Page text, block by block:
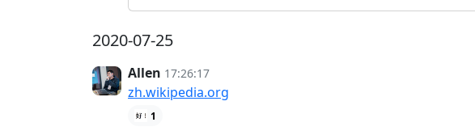
2020-07-25
Allen 17:26:17
zh.wikipedia.org
1